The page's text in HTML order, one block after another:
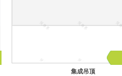
集成吊顶